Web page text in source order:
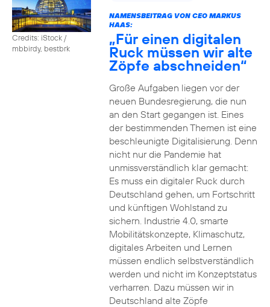
Credits: iStock /
mbbirdy, bestbrk
NAMENSBEITRAG VON CEO MARKUS
HAAS:
„Für einen digitalen
Ruck müssen wir alte
Zöpfe abschneiden“
Große Aufgaben liegen vor der
neuen Bundesregierung, die nun
an den Start gegangen ist. Eines
der bestimmenden Themen ist eine
beschleunigte Digitalisierung. Denn
nicht nur die Pandemie hat
unmissverständlich klar gemacht:
Es muss ein digitaler Ruck durch
Deutschland gehen, um Fortschritt
und künftigen Wohlstand zu
sichern. Industrie 4.0, smarte
Mobilitätskonzepte, Klimaschutz,
digitales Arbeiten und Lernen
müssen endlich selbstverständlich
werden und nicht im Konzeptstatus
verharren. Dazu müssen wir in
Deutschland alte Zöpfe